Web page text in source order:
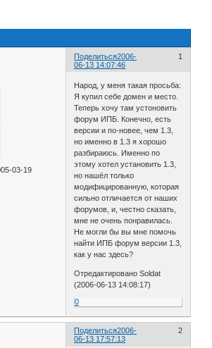
Поделиться 1
2006-
06-13 14:07:46
03-19
Народ, у меня такая просьба:
Я купил себе домен и место.
Теперь хочу там устоновить
форум ИПБ. Конечно, есть
версии и по-новее, чем 1.3,
но именно в 1.3 я хорошо
разбираюсь. Именно по
этому хотел установить 1.3,
но нашёл только
модифицированную, которая
сильно отличается от наших
форумов, и, честно сказать,
мне не очень понравилась.
Не могли бы вы мне помочь
найти ИПБ форум версии 1.3,
как у нас здесь?
Отредактировано Soldat
(2006-06-13 14:08:17)
0
Поделиться 2
2006-
06-13 17:57:13